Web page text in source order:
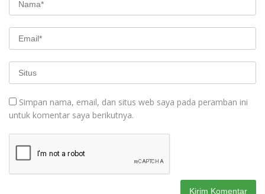
Simpan nama, email, dan situs web saya pada peramban ini
untuk komentar saya berikutnya.